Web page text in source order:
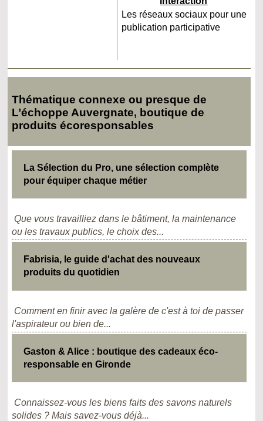
Les réseaux sociaux pour une
publication participative
Thématique connexe ou presque de
L’échoppe Auvergnate, boutique de
produits écoresponsables
La Sélection du Pro, une sélection complète
pour équiper chaque métier
Que vous travailliez dans le bâtiment, la maintenance
ou les travaux publics, le choix des...
Fabrisia, le guide d'achat des nouveaux
produits du quotidien
Comment en finir avec la galère de c'est à toi de passer
l'aspirateur ou bien de...
Gaston & Alice : boutique des cadeaux éco-
responsable en Gironde
Connaissez-vous les biens faits des savons naturels
solides ? Mais savez-vous déjà...